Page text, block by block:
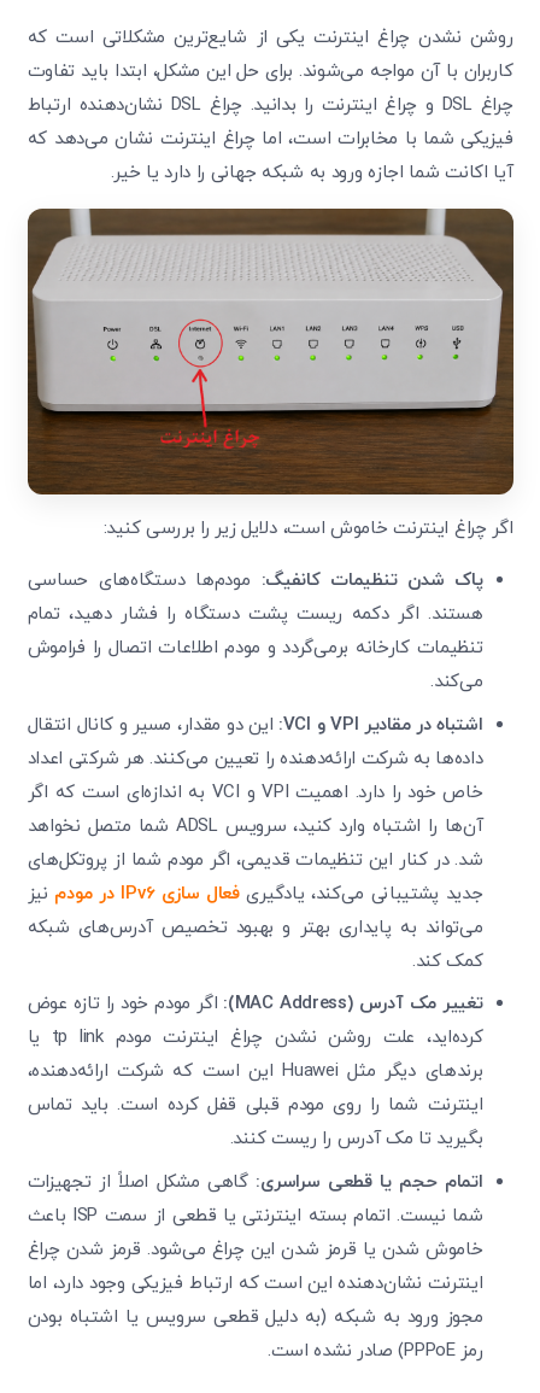
روشن نشدن چراغ اینترنت یکی از شایع‌ترین مشکلاتی است که
کاربران با آن مواجه می‌شوند. برای حل این مشکل، ابتدا باید تفاوت
چراغ DSL و چراغ اینترنت را بدانید. چراغ DSL نشان‌دهنده ارتباط
فیزیکی شما با مخابرات است، اما چراغ اینترنت نشان می‌دهد که
آیا اکانت شما اجازه ورود به شبکه جهانی را دارد یا خیر.
اگر چراغ اینترنت خاموش است، دلایل زیر را بررسی کنید:
پاک شدن تنظیمات کانفیگ: مودم‌ها دستگاه‌های حساسی
هستند. اگر دکمه ریست پشت دستگاه را فشار دهید، تمام
تنظیمات کارخانه برمی‌گردد و مودم اطلاعات اتصال را فراموش
می‌کند.
اشتباه در مقادیر
و
این دو مقدار، مسیر و کانال انتقال
داده‌ها به شرکت ارائه‌دهنده را تعیین می‌کنند. هر شرکتی اعداد
خاص خود را دارد. اهمیت VPI و VCI به اندازه‌ای است که اگر
آن‌ها را اشتباه وارد کنید، سرویس ADSL شما متصل نخواهد
شد. در کنار این تنظیمات قدیمی، اگر مودم شما از پروتکل‌های
جدید پشتیبانی می‌کند، یادگیریفعال سازی IPv6 در مودم
نیز
می‌تواند به پایداری بهتر و بهبود تخصیص آدرس‌های شبکه
کمک کند.
تغییر مک آدرس (MAC Address):
اگر مودم خود را تازه عوض
کرده‌اید، علت روشن نشدن چراغ اینترنت مودم tp link یا
برندهای دیگر مثل Huawei این است که شرکت ارائه‌دهنده،
اینترنت شما را روی مودم قبلی قفل کرده است. باید تماس
بگیرید تا مک آدرس را ریست کنند.
اتمام حجم یا قطعی سراسری: گاهی مشکل اصلاً از تجهیزات
شما نیست. اتمام بسته اینترنتی یا قطعی از سمت ISP باعث
خاموش شدن یا قرمز شدن این چراغ می‌شود. قرمز شدن چراغ
اینترنت نشان‌دهنده این است که ارتباط فیزیکی وجود دارد، اما
مجوز ورود به شبکه (به دلیل قطعی سرویس یا اشتباه بودن
رمز PPPoE) صادر نشده است.